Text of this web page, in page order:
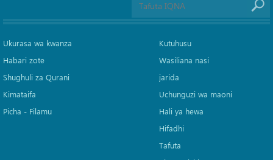
Ukurasa wa kwanza
Habari zote
Shughuli za Qurani
Kimataifa
Picha‎ - Filamu‎
Kutuhusu
Wasiliana nasi
jarida
Uchunguzi wa maoni
Hali ya hewa
Hifadhi
Tafuta